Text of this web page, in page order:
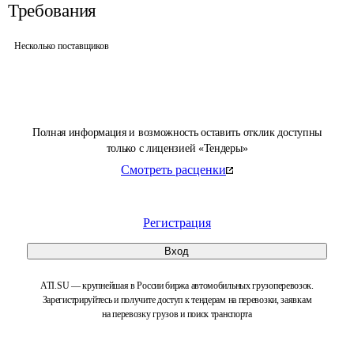
Полная информация и возможность оставить отклик доступны
только с лицензией «Тендеры»
Смотреть расценки
Регистрация
Вход
ATI.SU — крупнейшая в России биржа автомобильных грузоперевозок.
Зарегистрируйтесь и получите доступ к тендерам на перевозки, заявкам
на перевозку грузов и поиск транспорта
Требования
Несколько поставщиков